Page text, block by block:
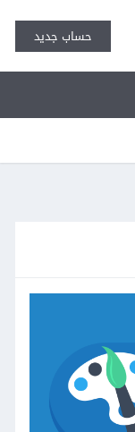
حساب جديد